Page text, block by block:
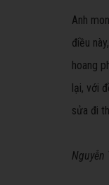
Anh
điều
hoang
lại, với
sửa đi
Nguyễn